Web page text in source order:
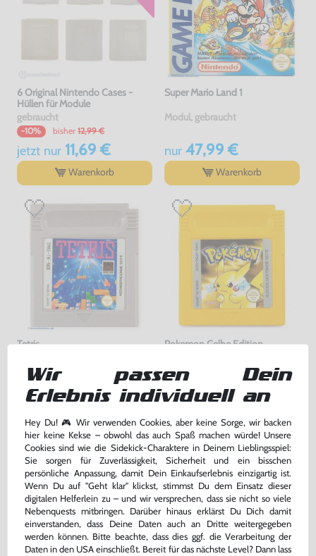
6 Original Nintendo Cases -
Hüllen für Module
gebraucht
-10% bisher 12,99 €
jetzt nur11,69 €
Warenkorb
Super Mario Land 1
Modul, gebraucht
nur47,99 €
Warenkorb
Tetris
Modul, gebraucht
nur34,99 €
Warenkorb
Pokemon Gelbe Edition
DEUTSCH, Modul, gebraucht
nur86,99 €
Warenkorb
DAS HABEN ANDERE DAZU
GEKAUFT
Wir passen Dein
Erlebnis individuell an
Hey Du! 🎮 Wir verwenden Cookies, aber keine Sorge, wir backen
hier keine Kekse – obwohl das auch Spaß machen würde! Unsere
Cookies sind wie die Sidekick-Charaktere in Deinem Lieblingsspiel:
Sie sorgen für Zuverlässigkeit, Sicherheit und ein bisschen
persönliche Anpassung, damit Dein Einkaufserlebnis einzigartig ist.
Wenn Du auf "Geht klar" klickst, stimmst Du dem Einsatz dieser
digitalen Helferlein zu – und wir versprechen, dass sie nicht so viele
Nebenquests mitbringen. Darüber hinaus erklärst Du Dich damit
einverstanden, dass Deine Daten auch an Dritte weitergegeben
werden können. Bitte beachte, dass dies ggf. die Verarbeitung der
Daten in den USA einschließt. Bereit für das nächste Level? Dann lass